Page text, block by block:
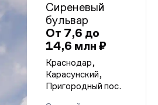
Сиреневый
бульвар
От 7,6 до
14,6 млн ₽
Краснодар,
Карасунский,
Пригородный пос.